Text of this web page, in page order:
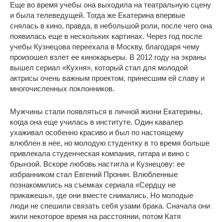
Еще во время учебы она выходила на театральную сцену
и была телеведущей. Тогда же Екатерина впервые
снялась в кино, правда, в небольшой роли, после чего она
появилась еще в нескольких картинах. Через год после
учебы Кузнецова переехала в Москву, благодаря чему
произошел взлет ее кинокарьеры. В 2012 году на экраны
вышел сериал «Кухня», который стал для молодой
актрисы очень важным проектом, принесшим ей славу и
многочисленных поклонников.
Мужчины стали появляться в личной жизни Екатерины,
когда она еще училась в институте. Один кавалер
ухаживал особенно красиво и был по настоящему
влюблен в нее, но молодую студентку в то время больше
привлекала студенческая компания, гитара и вино с
брынзой. Вскоре любовь настигла и Кузнецову: ее
избранником стал Евгений Пронин. Влюбленные
познакомились на съемках сериала «Сердцу не
прикажешь», где они вместе снимались. Но молодые
люди не спешили связать себя узами брака. Сначала они
жили некоторое время на расстоянии, потом Катя